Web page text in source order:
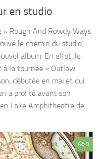
en studio
Rough And Rowdy Ways
le chemin du studio
album. En effet, le
à la tournée « Outlaw
débutée en mai et qui
a profité avant son
Lake Amphitheatre de...
0